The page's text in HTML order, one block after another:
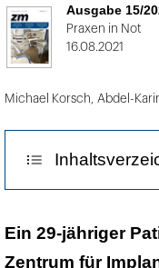
Ausgabe 15/
Praxen in Not
16.08.2021
Michael Korsch Abdel-
Zahnärztlicher
Diagnose
Ein 29-jähriger
Zentrum für